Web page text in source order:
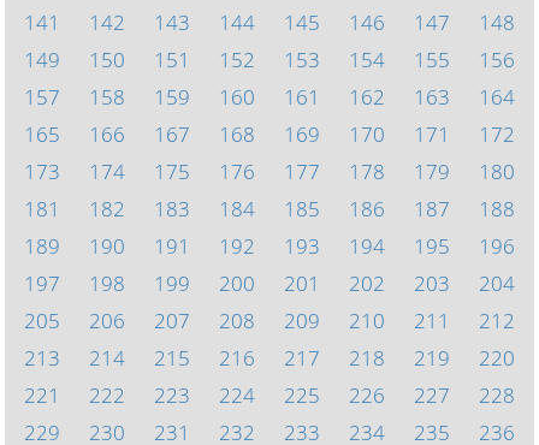
141
142 143 144 145 146 147
148
149
150 151 152 153 154 155
156
157
158 159 160 161 162 163
164
165
166 167 168 169 170 171
172
173
174 175 176 177 178 179
180
181
182 183 184 185 186 187
188
189
190 191 192 193 194 195
196
197
198 199 200 201 202 203
204
205
206 207 208 209 210 211
212
213
214 215 216 217 218 219
220
221
222 223 224 225 226 227
228
229
230 231 232 233 234 235
236